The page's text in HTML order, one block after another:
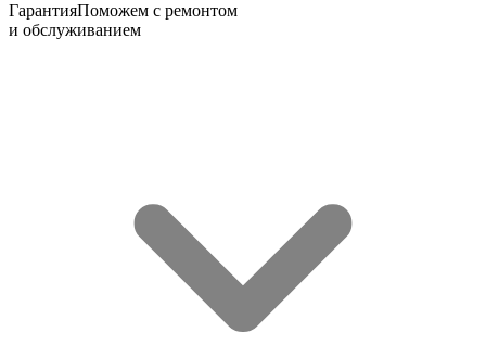
ГарантияПоможем с ремонтом
и обслуживанием